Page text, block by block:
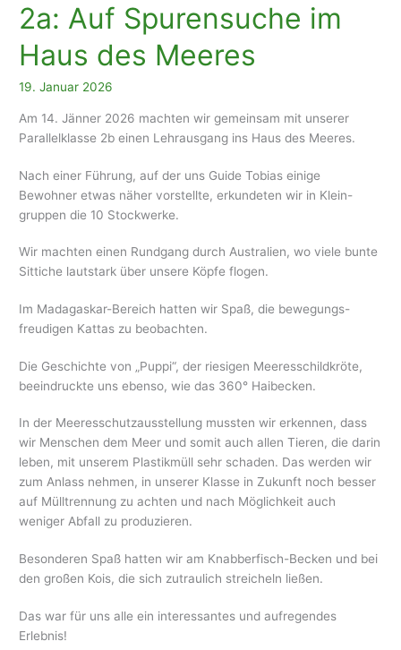
machen
Bibliotheksführerschein
2a: Auf Spurensuche im
Haus des Meeres
19. Januar 2026
Am 14. Jänner 2026 machten wir gemeinsam mit unserer
Parallelklasse 2b einen Lehrausgang ins Haus des Meeres.
Nach einer Führung, auf der uns Guide Tobias einige
Bewohner etwas näher vorstellte, erkundeten wir in Klein-
gruppen die 10 Stockwerke.
Wir machten einen Rundgang durch Australien, wo viele bunte
Sittiche lautstark über unsere Köpfe flogen.
Im Madagaskar-Bereich hatten wir Spaß, die bewegungs-
freudigen Kattas zu beobachten.
Die Geschichte von „Puppi“, der riesigen Meeresschildkröte,
beeindruckte uns ebenso, wie das 360° Haibecken.
In der Meeresschutzausstellung mussten wir erkennen, dass
wir Menschen dem Meer und somit auch allen Tieren, die darin
leben, mit unserem Plastikmüll sehr schaden. Das werden wir
zum Anlass nehmen, in unserer Klasse in Zukunft noch besser
auf Mülltrennung zu achten und nach Möglichkeit auch
weniger Abfall zu produzieren.
Besonderen Spaß hatten wir am Knabberfisch-Becken und bei
den großen Kois, die sich zutraulich streicheln ließen.
Das war für uns alle ein interessantes und aufregendes
Erlebnis!